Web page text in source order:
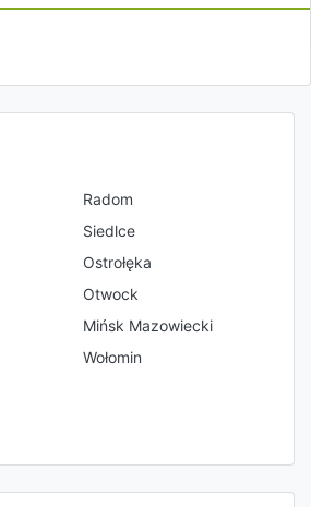
Radom
Siedlce
Ostrołęka
Otwock
Mińsk Mazowiecki
Wołomin